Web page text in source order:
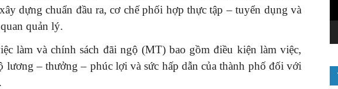
dựng chuẩn đầu ra, cơ chế phối hợp thực tập – tuyển dụng và
quản lý.
làm và chính sách đãi ngộ (MT) bao gồm điều kiện làm việc,
lương – thưởng – phúc lợi và sức hấp dẫn của thành phố đối với